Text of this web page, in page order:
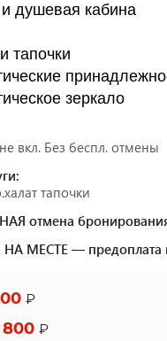
душевая кабина
тапочки
зеркало
вкл. Без беспл. отмены
тапочки
отмена
МЕСТЕ — предоплата
₽
800 ₽